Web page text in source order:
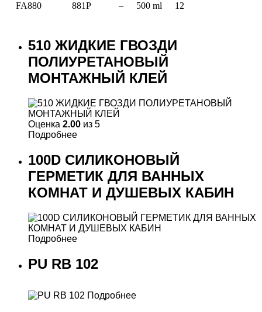
FA880
881P – 500 ml 12
510 ЖИДКИЕ ГВОЗДИ
ПОЛИУРЕТАНОВЫЙ
МОНТАЖНЫЙ КЛЕЙ
Оценка 2.00 из 5
Подробнее
100D СИЛИКОНОВЫЙ
ГЕРМЕТИК ДЛЯ ВАННЫХ
КОМНАТ И ДУШЕВЫХ КАБИН
Подробнее
PU RB 102
Подробнее